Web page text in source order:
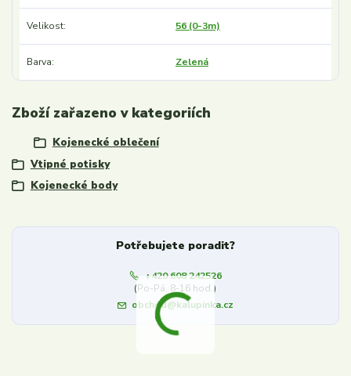
Velikost 56 (0-3m)
Barva Zelená
Zboží zařazeno v kategoriích
Kojenecké oblečení
Vtipné potisky
Kojenecké body
Potřebujete poradit?
+420 608 242526
(Po-Pá, 8-16 hod.)
obchod@kalupinka.cz